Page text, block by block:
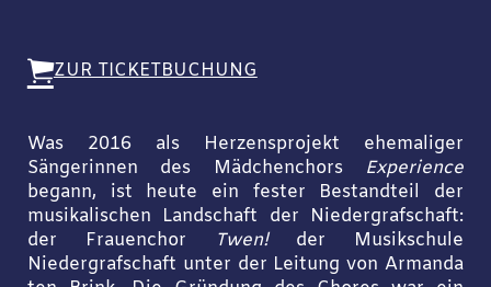
ZUR TICKETBUCHUNG
Was 2016 als Herzensprojekt ehemaliger
Sängerinnen des Mädchenchors Experience
begann, ist heute ein fester Bestandteil der
musikalischen Landschaft der Niedergrafschaft:
der Frauenchor
Twen!der Musikschule
Niedergrafschaft unter der Leitung von Armanda